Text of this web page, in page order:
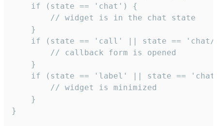
    if (state == 'chat') {
        // widget is in the chat state
    }
if (state == 'call' || state ==
        // callback form is opened
    }
if (state == 'label' || state ==
        // widget is minimized
    }
}